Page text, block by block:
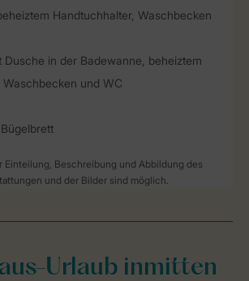
Handtuchhalter, Waschbecken
Dusche in der Badewanne, beheiztem
und WC
Einteilung, Beschreibung und Abbildung des
und der Bilder sind möglich.
Urlaub inmitten